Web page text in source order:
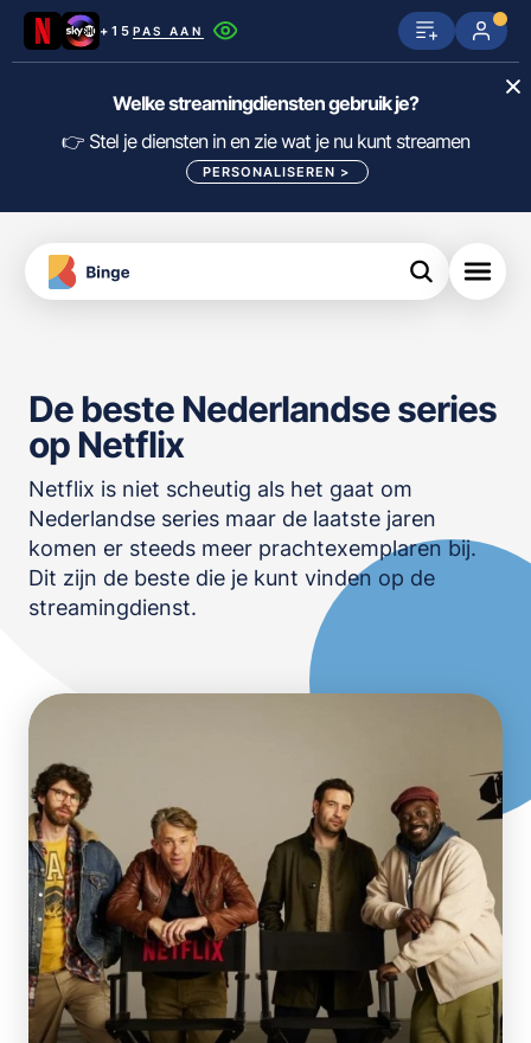
+15 PAS AAN
Netflix SkyShowtime Prime Video
Disney+ Videoland HBO Max
Viaplay Apple TV
meJane Canal+
FILTER FILMS EN SERIES OP MIJN
DIENSTEN
ALLES/NIETS SELECTEREN
OPSLAAN
Welke streamingdiensten gebruik je?
👉 Stel je diensten in en zie wat je nu kunt streamen
PERSONALISEREN >
Download
de
Binge
App
De beste Nederlandse series
op Netflix
Netflix is niet scheutig als het gaat om
Nederlandse series maar de laatste jaren
komen er steeds meer prachtexemplaren bij.
Dit zijn de beste die je kunt vinden op de
streamingdienst.